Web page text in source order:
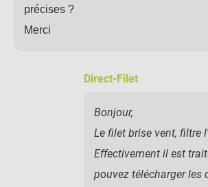
précises ?
Merci
Direct-Filet
Bonjour,
Le filet brise vent, filtre
Effectivement il est
pouvez télécharger les